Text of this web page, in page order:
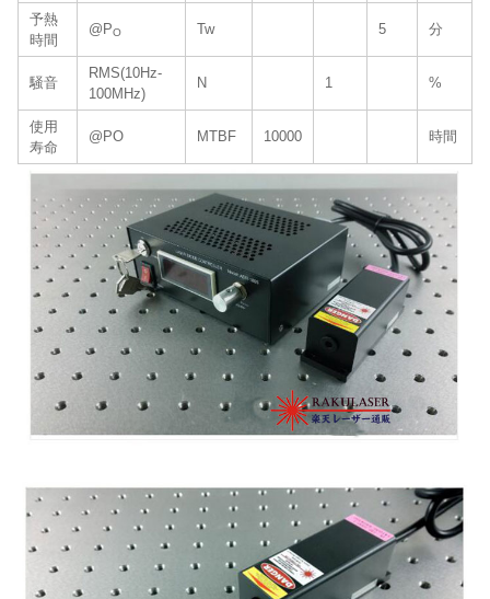
予熱
時間
@PO Tw 5 分
騒音
RMS(10Hz-
100MHz)
N 1 %
使用
寿命
@PO MTBF 10000 時間